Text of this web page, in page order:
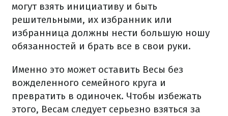
могут взять инициативу и быть
решительными, их избранник или
избранница должны нести большую ношу
обязанностей и брать все в свои руки.
Именно это может оставить Весы без
вожделенного семейного круга и
превратить в одиночек. Чтобы избежать
этого, Весам следует серьезно взяться за